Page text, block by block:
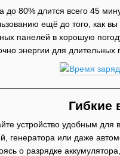
до 80% длится всего 45
ещё до того, как
панелей в хорошую
энергии для длительных
Гибкие
устройство удобным
генератора или даже
о разрядке